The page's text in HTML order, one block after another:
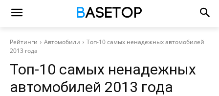
Рейтинги Автомобили
Топ-10 самых ненадежных автомобилей
2013 года
Топ-10 самых ненадежных
автомобилей 2013 года